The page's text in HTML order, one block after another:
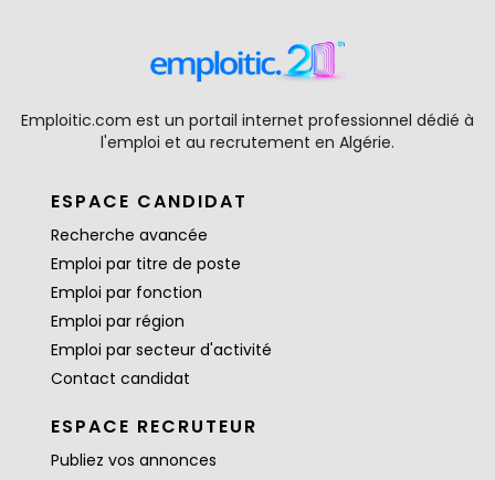
Emploitic.com est un portail internet professionnel dédié à
l'emploi et au recrutement en Algérie.
ESPACE CANDIDAT
Recherche avancée
Emploi par titre de poste
Emploi par fonction
Emploi par région
Emploi par secteur d'activité
Contact candidat
ESPACE RECRUTEUR
Publiez vos annonces